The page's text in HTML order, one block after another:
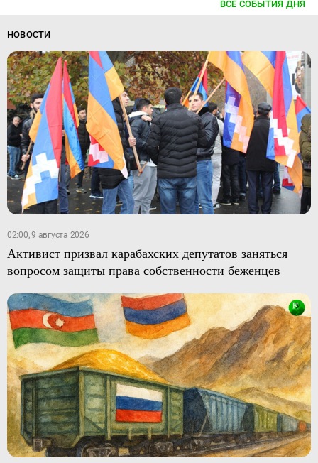
ВСЕ СОБЫТИЯ ДНЯ
НОВОСТИ
02:00, 9 августа 2026
Активист призвал карабахских депутатов заняться
вопросом защиты права собственности беженцев